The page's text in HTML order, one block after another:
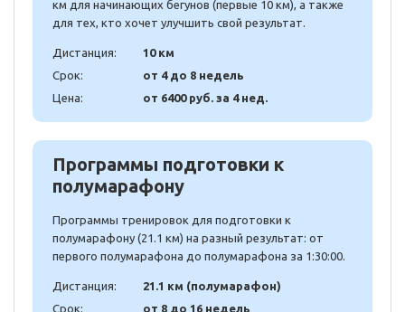
км для начинающих бегунов (первые 10 км), а также
для тех, кто хочет улучшить свой результат.
Дистанция:
10 км
Срок:
от 4 до 8 недель
Цена:
от 6400 руб. за 4 нед.
Программы подготовки к
полумарафону
Программы тренировок для подготовки к
полумарафону (21.1 км) на разный результат: от
первого полумарафона до полумарафона за 1:30:00.
Дистанция:
21.1 км (полумарафон)
Срок:
от 8 до 16 недель